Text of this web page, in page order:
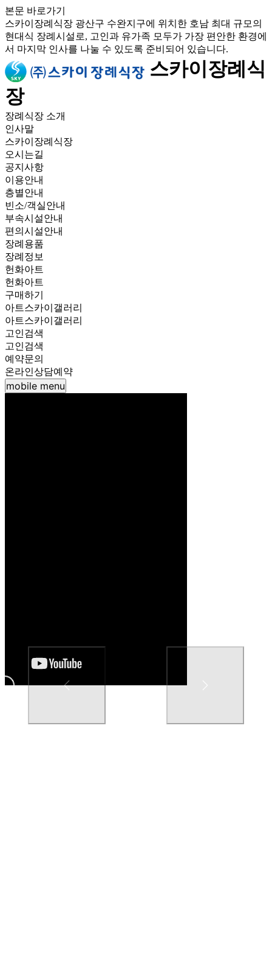
본문 바로가기
스카이장례식장 광산구 수완지구에 위치한 호남 최대 규모의
현대식 장례시설로, 고인과 유가족 모두가 가장 편안한 환경에
서 마지막 인사를 나눌 수 있도록 준비되어 있습니다.
스카이장례식
장
장례식장 소개
인사말
스카이장례식장
오시는길
공지사항
이용안내
층별안내
빈소/객실안내
부속시설안내
편의시설안내
장례용품
장례정보
헌화아트
헌화아트
구매하기
아트스카이갤러리
아트스카이갤러리
고인검색
고인검색
예약문의
온라인상담예약
mobile menu